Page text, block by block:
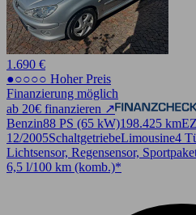
1.690 €
●○○○○ Hoher Preis
Finanzierung möglich
ab 20€ finanzieren ↗
Benzin88 PS (65 kW)198.425 kmEZ
12/2005SchaltgetriebeLimousine4
Lichtsensor, Regensensor,
6,5 l/100 km (komb.)*